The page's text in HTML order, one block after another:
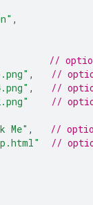
,
//
,
//
,
//
//
Me" ,
//
//